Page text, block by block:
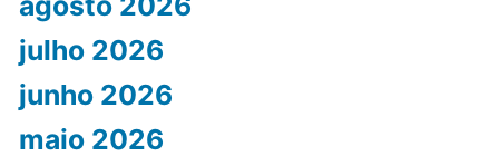
julho 2026
junho 2026
maio 2026